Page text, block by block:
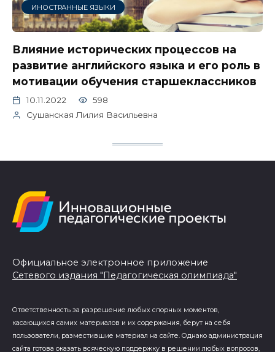
ИНОСТРАННЫЕ ЯЗЫКИ
Влияние исторических процессов на
развитие английского языка и его роль в
мотивации обучения старшеклассников
10.11.2022
598
Сушанская Лилия Васильевна
Официальное электронное приложение
Сетевого издания "Педагогическая олимпиада"
Ответственность за разрешение любых спорных моментов,
касающихся самих материалов и их содержания, берут на себя
пользователи, разместившие материал на сайте. Однако администрация
сайта готова оказать всяческую поддержку в решении любых вопросов,